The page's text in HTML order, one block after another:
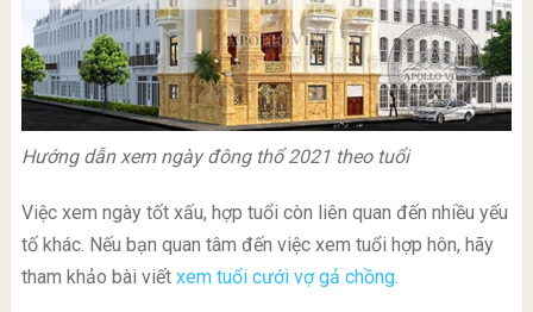
Hướng dẫn xem ngày đông thổ 2021 theo tuổi
Việc xem ngày tốt xấu, hợp tuổi còn liên quan đến nhiều yếu
tố khác. Nếu bạn quan tâm đến việc xem tuổi hợp hôn, hãy
tham khảo bài viết xem tuổi cưới vợ gả chồng.